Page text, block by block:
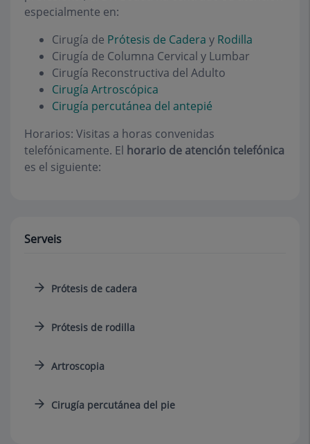
especialmente en:
Cirugía de Prótesis de Cadera y Rodilla
Cirugía de Columna Cervical y Lumbar
Cirugía Reconstructiva del Adulto
Cirugía Artroscópica
Cirugía percutánea del antepié
Horarios: Visitas a horas convenidas
telefónicamente. El horario de atención telefónica
es el siguiente:
Serveis
Prótesis de cadera
Prótesis de rodilla
Artroscopia
Cirugía percutánea del pie